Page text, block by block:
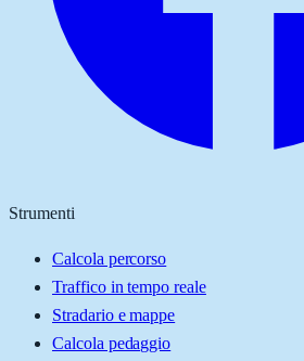
Strumenti
Calcola percorso
Traffico in tempo reale
Stradario e mappe
Calcola pedaggio